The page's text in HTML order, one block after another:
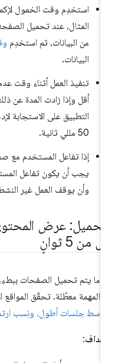
استخدِم وقت الخمول لإكمال
المثال، عند تحميل الصفحة
من البيانات، ثم استخدِموقت
البيانات.
أقل وإذا زادت المدة عن ذلك،
التطبيق على الاستجابة
إذا تفاعل المستخدم مع
يجب أن يكون تفاعل
وأن يوقف العمل غير النشط.
عرض المحتوى
من 5 ثوانٍ
يتم تحميل الصفحات ببطء،
المهمة معطّلة. تحقّق المواقع
جلسات أطول، ونِسب ارتداد
: